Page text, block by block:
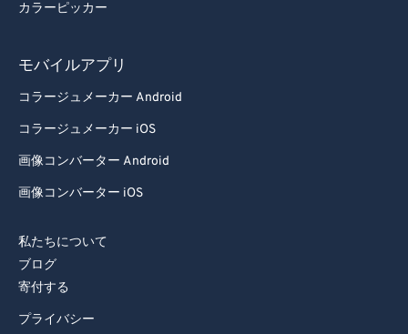
カラーピッカー
モバイルアプリ
コラージュメーカー Android
コラージュメーカー iOS
画像コンバーター Android
画像コンバーター iOS
私たちについて
ブログ
寄付する
プライバシー